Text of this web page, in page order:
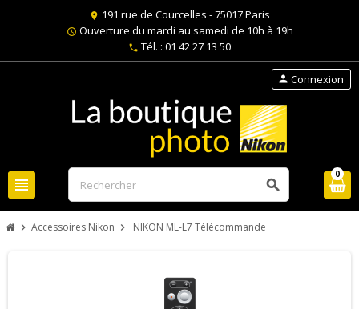
location_on 191 rue de Courcelles - 75017 Paris
schedule Ouverture du mardi au samedi de 10h à 19h
phone Tél. : 01 42 27 13 50
view_headline search
person Connexion
0
chevron_right Accessoires Nikon chevron_right NIKON ML-L7 Télécommande